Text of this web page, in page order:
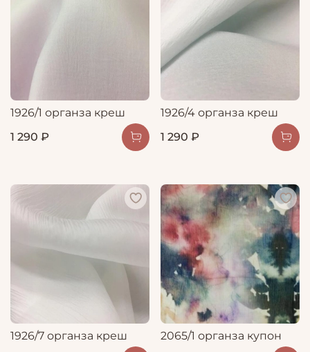
1926/1 органза креш
1 290 ₽
1926/4 органза креш
1 290 ₽
1926/7 органза креш
2065/1 органза купон